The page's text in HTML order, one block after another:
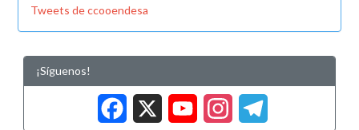
Tweets de ccooendesa
¡Síguenos!
Facebook
X